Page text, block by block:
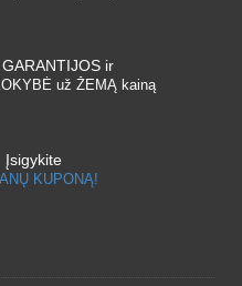
ir
už ŽEMĄ kainą
Įsigykite
KUPONĄ!